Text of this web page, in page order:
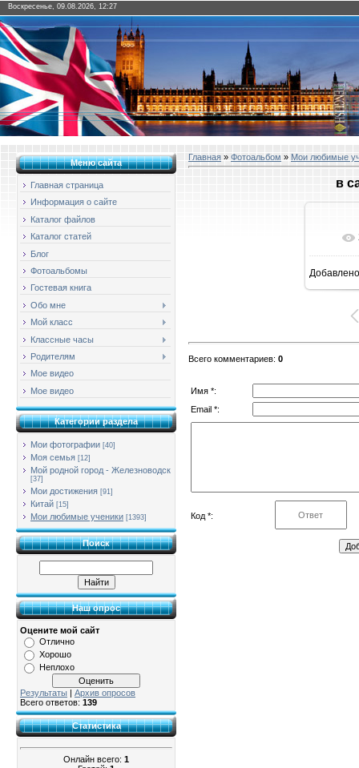
Воскресенье, 09.08.2026, 12:27
Меню сайта
Главная страница
Информация о сайте
Каталог файлов
Каталог статей
Блог
Фотоальбомы
Гостевая книга
Обо мне
Мой класс
Классные часы
Родителям
Мое видео
Мое видео
Категории раздела
Мои фотографии [40]
Моя семья [12]
Мой родной город - Железноводск
[37]
Мои достижения [91]
Китай [15]
Мои любимые ученики [1393]
Поиск
Наш опрос
Оцените мой сайт
Отлично
Хорошо
Неплохо
Результаты | Архив опросов
Всего ответов: 139
Статистика
Онлайн всего: 1
Главная » Фотоальбом » Мои любимые
в
Добавлено
Всего комментариев: 0
Имя *:
Email *:
Код *: